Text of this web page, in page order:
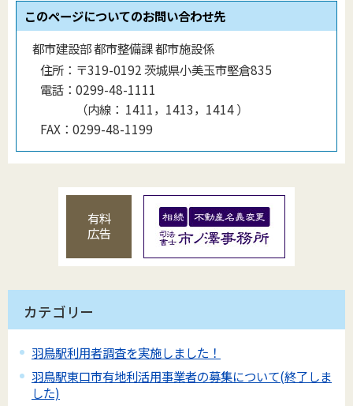
このページについてのお問い合わせ先
都市建設部 都市整備課 都市施設係
住所： 〒319-0192 茨城県小美玉市堅倉835
電話： 0299-48-1111
（内線 ： 1411，1413，1414）
FAX： 0299-48-1199
有料
広告
カテゴリー
羽鳥駅利用者調査を実施しました！
羽鳥駅東口市有地利活用事業者の募集について(終了しま
した)